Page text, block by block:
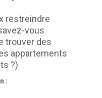
restreindre
vous
trouver des
appartements
?)
: